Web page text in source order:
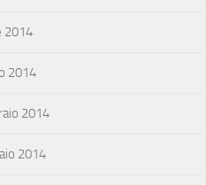
2014
2014
2014
2014